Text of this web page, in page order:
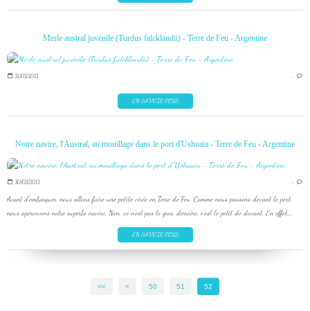
Merle austral juvénile (Turdus falcklandii) - Terre de Feu - Argentine
31/03/2013 …
EN SAVOIR PLUS
Notre navire, l'Austral, au mouillage dans le port d'Ushuaia - Terre de Feu - Argentine
30/03/2013 …
Avant d'embarquer, nous allons faire une petite virée en Terre de Feu. Comme nous passons devant le port,
nous apercevons notre superbe navire. Non, ce n'est pas le gros, derrière, c'est le petit de devant. En effet,...
EN SAVOIR PLUS
<< < 10
20
30
40
50 51 52